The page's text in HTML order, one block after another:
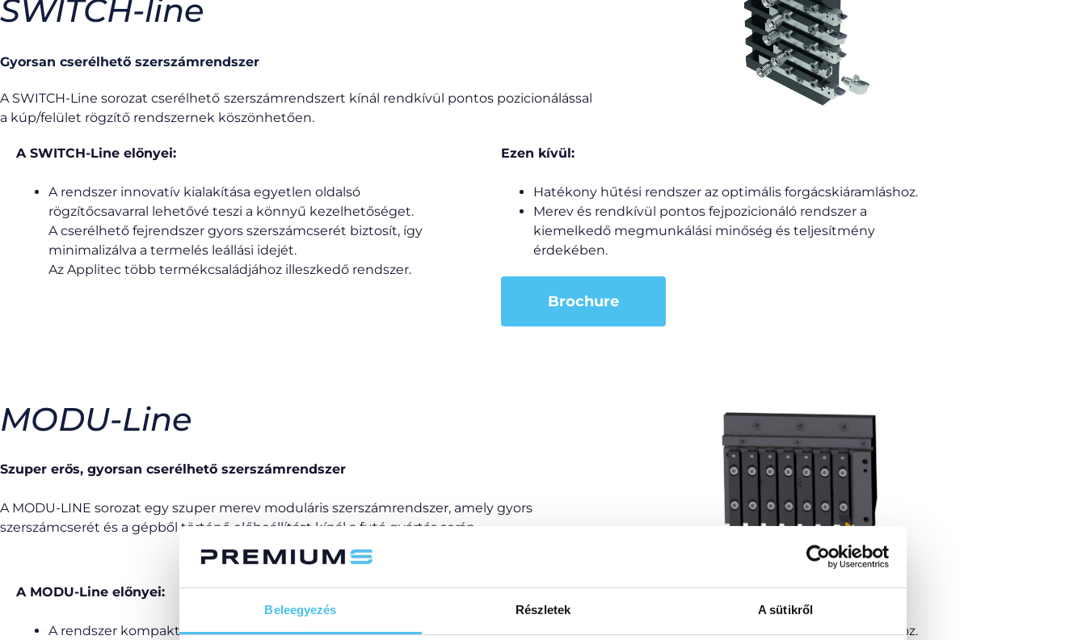
Beleegyezés Részletek A sütikről
SWITCH-line
Gyorsan cserélhető szerszámrendszer
A SWITCH-Line sorozat cserélhető szerszámrendszert kínál rendkívül pontos pozicionálással
a kúp/felület rögzítő rendszernek köszönhetően.
A SWITCH-Line előnyei:
A rendszer innovatív kialakítása egyetlen oldalsó
rögzítőcsavarral lehetővé teszi a könnyű kezelhetőséget.
A cserélhető fejrendszer gyors szerszámcserét biztosít, így
minimalizálva a termelés leállási idejét.
Az Applitec több termékcsaládjához illeszkedő rendszer.
Ezen kívül:
Hatékony hűtési rendszer az optimális forgácskiáramláshoz.
Merev és rendkívül pontos fejpozicionáló rendszer a
kiemelkedő megmunkálási minőség és teljesítmény
érdekében.
Brochure
MODU-Line
Szuper erős, gyorsan cserélhető szerszámrendszer
A MODU-LINE sorozat egy szuper merev moduláris szerszámrendszer, amely gyors
szerszámcserét és a gépből történő előbeállítást kínál a futó gyártás során.
A MODU-Line előnyei:
A rendszer kompakt kialakítása lehetővé teszi a
Ezen kívül:
Hatékony hűtési rendszer az optimális forgácskiáramláshoz.